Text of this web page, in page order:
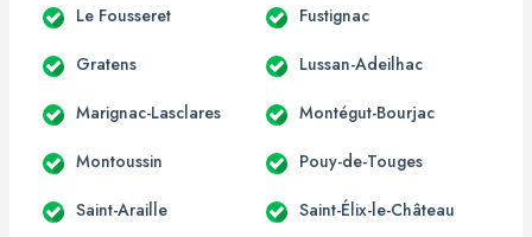
Le Fousseret Fustignac
Gratens Lussan-Adeilhac
Marignac-Lasclares Montégut-Bourjac
Montoussin Pouy-de-Touges
Saint-Araille Saint-Élix-le-Château